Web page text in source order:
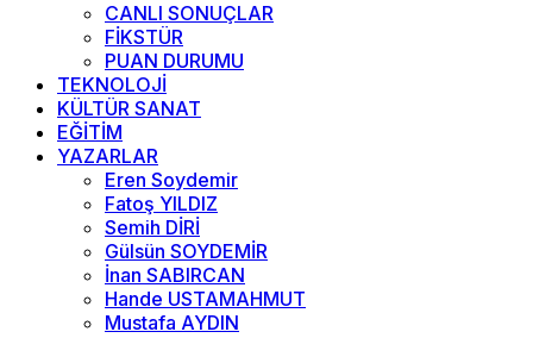
CANLI SONUÇLAR
FİKSTÜR
PUAN DURUMU
TEKNOLOJİ
KÜLTÜR SANAT
EĞİTİM
YAZARLAR
Eren Soydemir
Fatoş YILDIZ
Semih DİRİ
Gülsün SOYDEMİR
İnan SABIRCAN
Hande USTAMAHMUT
Mustafa AYDIN